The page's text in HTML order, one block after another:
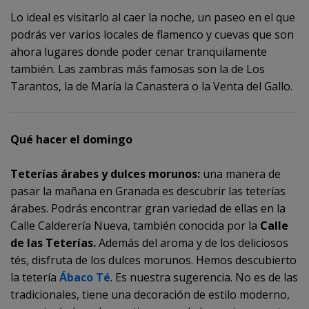
Lo ideal es visitarlo al caer la noche, un paseo en el que
podrás ver varios locales de flamenco y cuevas que son
ahora lugares donde poder cenar tranquilamente
también. Las zambras más famosas son la de Los
Tarantos, la de María la Canastera o la Venta del Gallo.
Qué hacer el domingo
Teterías árabes y dulces morunos: una manera de
pasar la mañana en Granada es descubrir las teterías
árabes. Podrás encontrar gran variedad de ellas en la
Calle Calderería Nueva, también conocida por la Calle
de las Teterías.Además del aroma y de los deliciosos
tés, disfruta de los dulces morunos. Hemos descubierto
la tetería Ábaco Té. Es nuestra sugerencia. No es de las
tradicionales, tiene una decoración de estilo moderno,